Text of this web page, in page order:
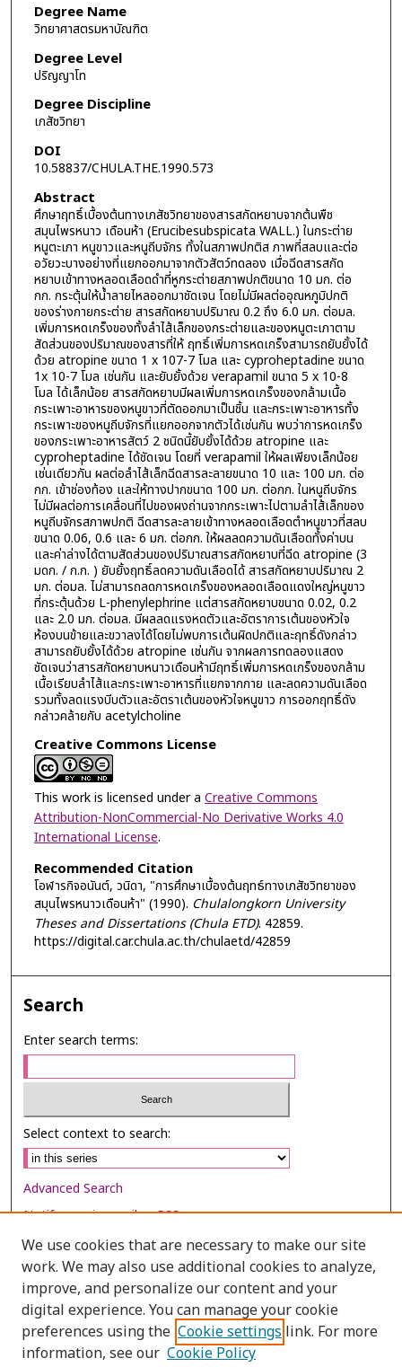
Degree Name
วิทยาศาสตรมหาบัณฑิต
Degree Level
ปริญญาโท
Degree Discipline
เภสัชวิทยา
DOI
10.58837/CHULA.THE.1990.573
Abstract
ศึกษาฤทธิ์เบื้องต้นทางเภสัชวิทยาของสารสกัดหยาบจากต้นพืช
สมุนไพรหนาว เดือนห้า (Erucibesubspicata WALL.) ในกระต่าย
หนูตะเภา หนูขาวและหนูถีบจักร ทั้งในสภาพปกติส ภาพที่สลบและต่อ
อวัยวะบางอย่างที่แยกออกมาจากตัวสัตว์ทดลอง เมื่อฉีดสารสกัด
หยาบเข้าทางหลอดเลือดดำที่หูกระต่ายสภาพปกติขนาด 10 มก. ต่อ
กก. กระตุ้นให้น้ำลายไหลออกมาชัดเจน โดยไม่มีผลต่ออุณหภูมิปกติ
ของร่างกายกระต่าย สารสกัดหยาบปริมาณ 0.2 ถึง 6.0 มก. ต่อมล.
เพิ่มการหดเกร็งของทั้งลำไส้เล็กของกระต่ายและของหนูตะเภาตาม
สัดส่วนของปริมาณของสารที่ให้ ฤทธิ์เพิ่มการหดเกร็งสามารถยับยั้งได้
ด้วย atropine ขนาด 1 x 107-7 โมล และ cyproheptadine ขนาด
1x 10-7 โมล เช่นกัน และยับยั้งด้วย verapamil ขนาด 5 x 10-8
โมล ได้เล็กน้อย สารสกัดหยาบมีผลเพิ่มการหดเกร็งของกล้ามเนื้อ
กระเพาะอาหารของหนูขาวที่ตัดออกมาเป็นชิ้น และกระเพาะอาหารทั้ง
กระเพาะของหนูถีบจักรที่แยกออกจากตัวได้เช่นกัน พบว่าการหดเกร็ง
ของกระเพาะอาหารสัตว์ 2 ชนิดนี้ยับยั้งได้ด้วย atropine และ
cyproheptadine ได้ชัดเจน โดยที่ verapamil ให้ผลเพียงเล็กน้อย
เช่นเดียวกัน ผลต่อลำไส้เล็กฉีดสารละลายขนาด 10 และ 100 มก. ต่อ
กก. เข้าช่องท้อง และให้ทางปากขนาด 100 มก. ต่อกก. ในหนูถีบจักร
ไม่มีผลต่อการเคลื่อนที่ไปของผงถ่านจากกระเพาะไปตามลำไส้เล็กของ
หนูถีบจักรสภาพปกติ ฉีดสารละลายเข้าทางหลอดเลือดตำหนูขาวที่สลบ
ขนาด 0.06, 0.6 และ 6 มก. ต่อกก. ให้ผลลดความดันเลือดทั้งค่าบน
และค่าล่างได้ตามสัดส่วนของปริมาณสารสกัดหยาบที่ฉีด atropine (3
มดก. / ก.ก. ) ยับยั้งฤทธิ์ลดความดันเลือดได้ สารสกัดหยาบปริมาณ 2
มก. ต่อมล. ไม่สามารถลดการหดเกร็งของหลอดเลือดแดงใหญ่หนูขาว
ที่กระตุ้นด้วย L-phenylephrine แต่สารสกัดหยาบขนาด 0.02, 0.2
และ 2.0 มก. ต่อมล. มีผลลดแรงหดตัวและอัตราการเต้นของหัวใจ
ห้องบนข้ายและขวาลงได้โดยไม่พบการเต้นผิดปกติและฤทธิ์ดังกล่าว
สามารถยับยั้งได้ด้วย atropine เช่นกัน จากผลการทดลองแสดง
ชัดเจนว่าสารสกัดหยาบหนาวเดือนห้ามีฤทธิ์เพิ่มการหดเกร็งของกล้าม
เนื้อเรียบลำไส้และกระเพาะอาหารที่แยกจากกาย และลดความดันเลือด
รวมทั้งลดแรงบีบตัวและอัตราเต้นของหัวใจหนูขาว การออกฤทธิ์ดัง
กล่าวคล้ายกับ acetylcholine
Creative Commons License
This work is licensed under a Creative Commons
Attribution-NonCommercial-No Derivative Works 4.0
International License.
Recommended Citation
โอฬารกิจอนันต์, วนิดา, "การศึกษาเบื้องต้นฤทธ์ทางเภสัชวิทยาของ
สมุนไพรหนาวเดือนห้า" (1990). Chulalongkorn University
Theses and Dissertations (Chula ETD). 42859.
https://digital.car.chula.ac.th/chulaetd/42859
Search
Enter search terms:
Select context to search:
Advanced Search
Notify me via email orRSS
Browse
Collections
Disciplines
Authors
We use cookies that are necessary to make our site
work. We may also use additional cookies to analyze,
improve, and personalize our content and your
digital experience. You can manage your cookie
preferences using the Cookie settings link. For more
information, see our Cookie Policy